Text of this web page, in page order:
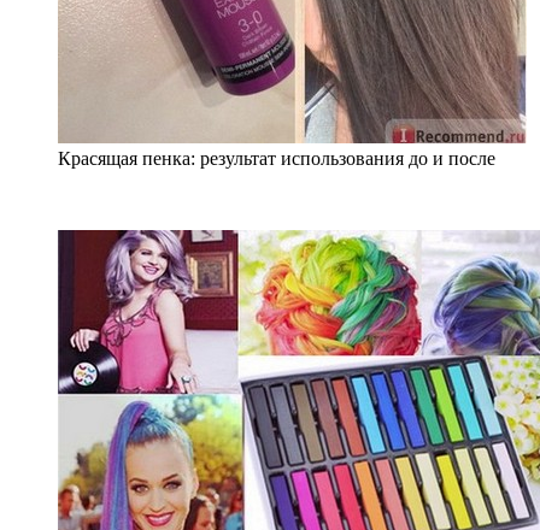
Красящая пенка: результат использования до и после